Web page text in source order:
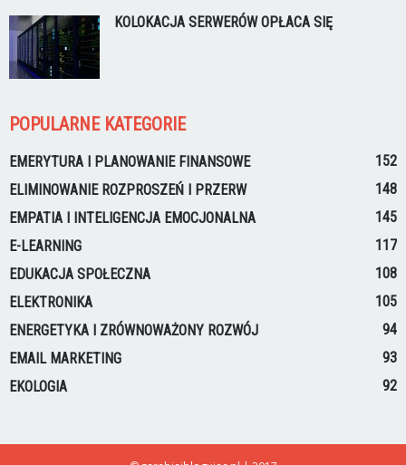
KOLOKACJA SERWERÓW OPŁACA SIĘ
POPULARNE KATEGORIE
EMERYTURA I PLANOWANIE FINANSOWE
152
ELIMINOWANIE ROZPROSZEŃ I PRZERW
148
EMPATIA I INTELIGENCJA EMOCJONALNA
145
E-LEARNING
117
EDUKACJA SPOŁECZNA
108
ELEKTRONIKA
105
ENERGETYKA I ZRÓWNOWAŻONY ROZWÓJ
94
EMAIL MARKETING
93
EKOLOGIA
92